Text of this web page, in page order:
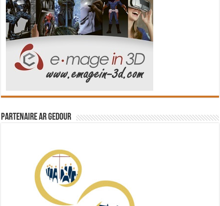
Partenaire Ar Gedour